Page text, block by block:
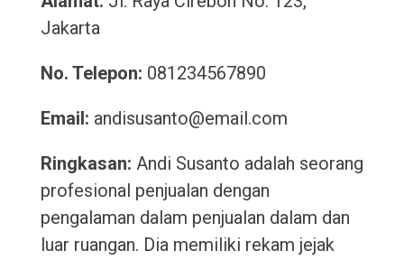
Jakarta
No. Telepon: 081234567890
Email: andisusanto@email.com
Ringkasan: Andi Susanto adalah seorang
profesional penjualan dengan
pengalaman dalam penjualan dalam dan
luar ruangan. Dia memiliki rekam jejak